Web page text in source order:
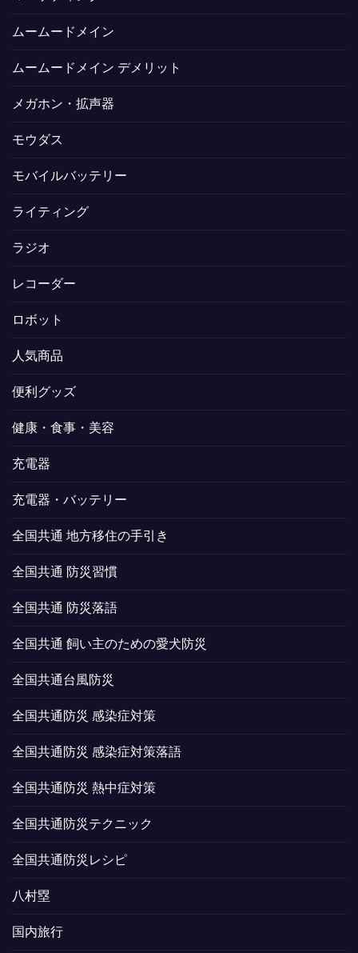
ムームードメイン
ムームードメイン デメリット
メガホン・拡声器
モウダス
モバイルバッテリー
ライティング
ラジオ
レコーダー
ロボット
人気商品
便利グッズ
健康・食事・美容
充電器
充電器・バッテリー
全国共通 地方移住の手引き
全国共通 防災習慣
全国共通 防災落語
全国共通 飼い主のための愛犬防災
全国共通台風防災
全国共通防災 感染症対策
全国共通防災 感染症対策落語
全国共通防災 熱中症対策
全国共通防災テクニック
全国共通防災レシピ
八村塁
国内旅行